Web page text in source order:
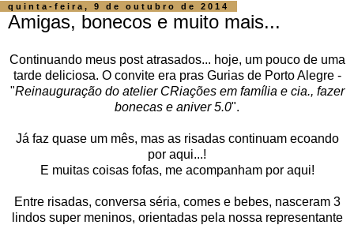
quinta-feira, 9 de outubro de 2014
Amigas, bonecos e muito mais...
Continuando meus post atrasados... hoje, um pouco de uma
tarde deliciosa. O convite era pras Gurias de Porto Alegre -
"Reinauguração do atelier CRiações em família e cia., fazer
bonecas e aniver 5.0".
Já faz quase um mês, mas as risadas continuam ecoando
por aqui...!
E muitas coisas fofas, me acompanham por aqui!
Entre risadas, conversa séria, comes e bebes, nasceram 3
lindos super meninos, orientadas pela nossa representante